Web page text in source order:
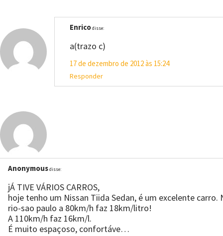
Enricodisse:
a(trazo c)
17 de dezembro de 2012 às 15:24
Responder
Anonymousdisse:
jÁ TIVE VÁRIOS CARROS,
hoje tenho um Nissan Tiida Sedan, é um excelente carro.
rio-sao paulo a 80km/h faz 18km/litro!
A 110km/h faz 16km/l.
É muito espaçoso, confortáve…